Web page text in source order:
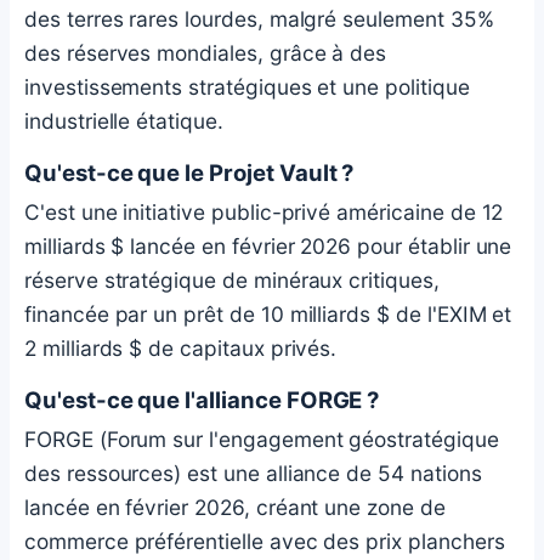
des terres rares lourdes, malgré seulement 35%
des réserves mondiales, grâce à des
investissements stratégiques et une politique
industrielle étatique.
Qu'est-ce que le Projet Vault ?
C'est une initiative public-privé américaine de 12
milliards $ lancée en février 2026 pour établir une
réserve stratégique de minéraux critiques,
financée par un prêt de 10 milliards $ de l'EXIM et
2 milliards $ de capitaux privés.
Qu'est-ce que l'alliance FORGE ?
FORGE (Forum sur l'engagement géostratégique
des ressources) est une alliance de 54 nations
lancée en février 2026, créant une zone de
commerce préférentielle avec des prix planchers